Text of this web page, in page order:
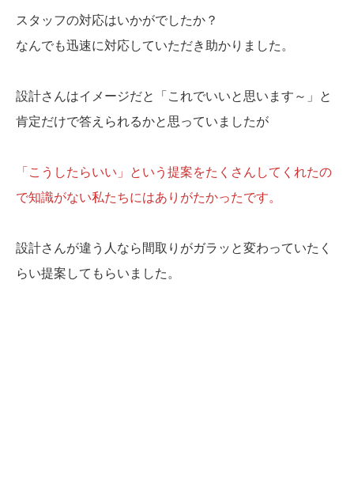
スタッフの対応はいかがでしたか？
なんでも迅速に対応していただき助かりました。
設計さんはイメージだと「これでいいと思います～」と
肯定だけで答えられるかと思っていましたが
「こうしたらいい」という提案をたくさんしてくれたの
で知識がない私たちにはありがたかったです。
設計さんが違う人なら間取りがガラッと変わっていたく
らい提案してもらいました。